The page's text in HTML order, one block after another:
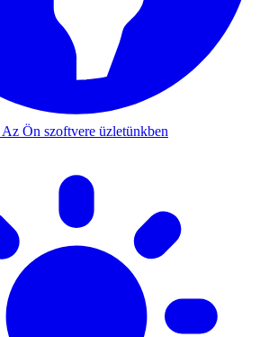
Az Ön szoftvere üzletünkben